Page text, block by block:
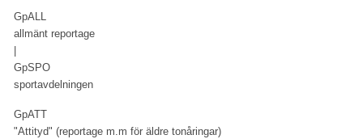
GpALL
allmänt reportage
GpSPO
sportavdelningen
GpATT
"Attityd" (reportage m.m för äldre tonåringar)